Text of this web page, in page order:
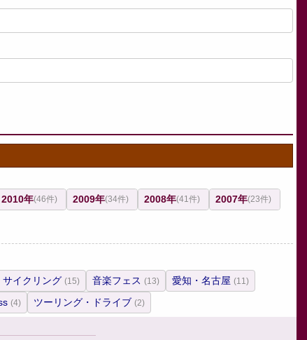
2010年(46件) 2009年(34件) 2008年(41件) 2007年(23件)
サイクリング (15) 音楽フェス (13) 愛知・名古屋 (11)
(4) ツーリング・ドライブ (2)